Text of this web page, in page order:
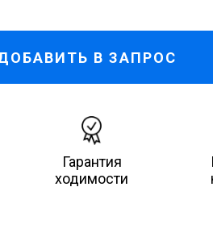
В ЗАПРОС
Гарантия
ходимости